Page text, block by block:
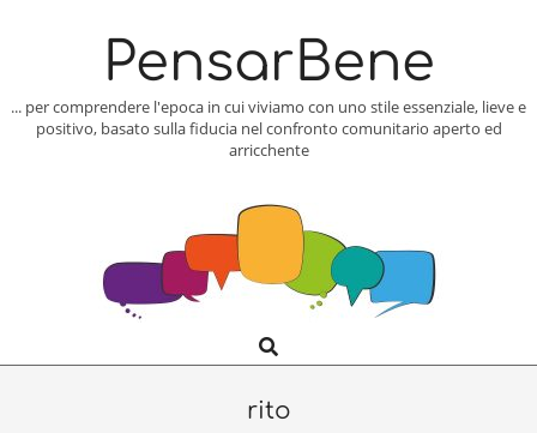
PensarBene
... per comprendere l'epoca in cui viviamo con uno stile essenziale, lieve e
positivo, basato sulla fiducia nel confronto comunitario aperto ed
arricchente
Navigation
Search
rito